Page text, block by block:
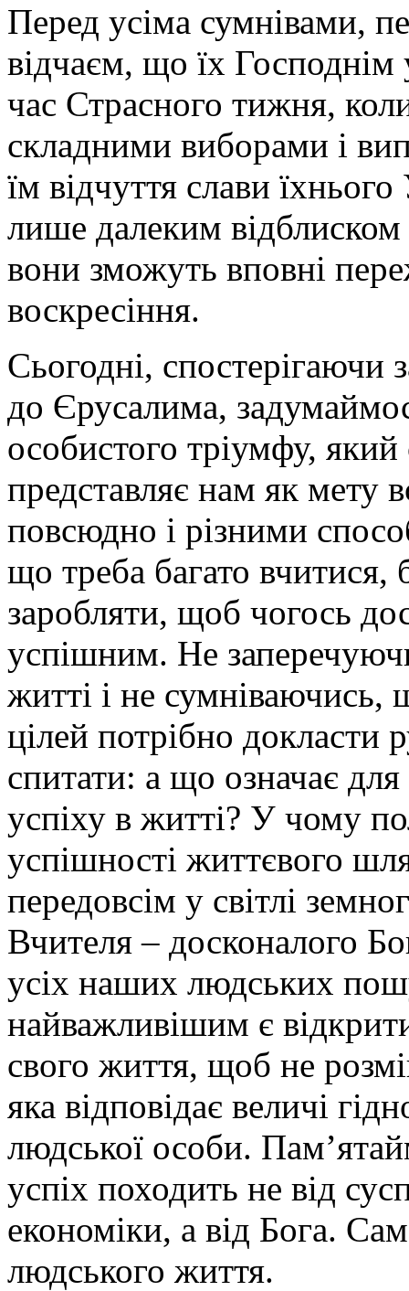
Перед усіма сумнівами,
відчаєм, що їх
час Страсного тижня,
складними виборами і
їм відчуття слави
лише далеким відблиском
вони зможуть вповні
воскресіння.
Сьогодні, спостерігаючи
до Єрусалима,
особистого тріумфу,
представляє нам як мету
повсюдно і різними
що треба багато вчитися,
заробляти, щоб чогось
успішним. Не
житті і не сумніваючись,
цілей потрібно докласти
спитати: а що означає
успіху в житті? У чому
успішності життєвого
передовсім у світлі
Вчителя – досконалого
усіх наших людських
найважливішим є
свого життя, щоб не
яка відповідає величі
людської особи.
успіх походить не від
економіки, а від Бога.
людського життя.